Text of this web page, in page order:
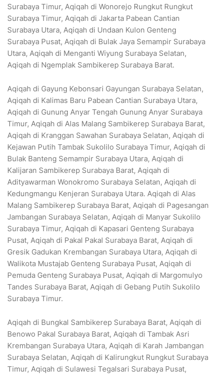
Surabaya Timur, Aqiqah di Wonorejo Rungkut Rungkut
Surabaya Timur, Aqiqah di Jakarta Pabean Cantian
Surabaya Utara, Aqiqah di Undaan Kulon Genteng
Surabaya Pusat, Aqiqah di Bulak Jaya Semampir Surabaya
Utara, Aqiqah di Menganti Wiyung Surabaya Selatan,
Aqiqah di Ngemplak Sambikerep Surabaya Barat.
Aqiqah di Gayung Kebonsari Gayungan Surabaya Selatan,
Aqiqah di Kalimas Baru Pabean Cantian Surabaya Utara,
Aqiqah di Gunung Anyar Tengah Gunung Anyar Surabaya
Timur, Aqiqah di Alas Malang Sambikerep Surabaya Barat,
Aqiqah di Kranggan Sawahan Surabaya Selatan, Aqiqah di
Kejawan Putih Tambak Sukolilo Surabaya Timur, Aqiqah di
Bulak Banteng Semampir Surabaya Utara, Aqiqah di
Kalijaran Sambikerep Surabaya Barat, Aqiqah di
Adityawarman Wonokromo Surabaya Selatan, Aqiqah di
Kedungmangu Kenjeran Surabaya Utara. Aqiqah di Alas
Malang Sambikerep Surabaya Barat, Aqiqah di Pagesangan
Jambangan Surabaya Selatan, Aqiqah di Manyar Sukolilo
Surabaya Timur, Aqiqah di Kapasari Genteng Surabaya
Pusat, Aqiqah di Pakal Pakal Surabaya Barat, Aqiqah di
Gresik Gadukan Krembangan Surabaya Utara, Aqiqah di
Walikota Mustajab Genteng Surabaya Pusat, Aqiqah di
Pemuda Genteng Surabaya Pusat, Aqiqah di Margomulyo
Tandes Surabaya Barat, Aqiqah di Gebang Putih Sukolilo
Surabaya Timur.
Aqiqah di Bungkal Sambikerep Surabaya Barat, Aqiqah di
Benowo Pakal Surabaya Barat, Aqiqah di Tambak Asri
Krembangan Surabaya Utara, Aqiqah di Karah Jambangan
Surabaya Selatan, Aqiqah di Kalirungkut Rungkut Surabaya
Timur, Aqiqah di Sulawesi Tegalsari Surabaya Pusat,